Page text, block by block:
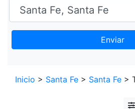
Enviar
+
Inicio > Santa Fe > Santa Fe >